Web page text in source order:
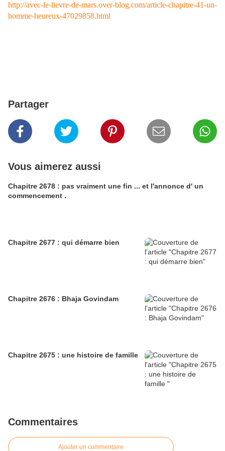
http://avec-le-lievre-de-mars.over-blog.com/article-chapitre-41-un-
homme-heureux-47029858.html
Partager
Vous aimerez aussi
Chapitre 2678 : pas vraiment une fin ... et l'annonce d' un
commencement .
Chapitre 2677 : qui démarre bien
Chapitre 2676 : Bhaja Govindam
Chapitre 2675 : une histoire de famille
Commentaires
Ajouter un commentaire